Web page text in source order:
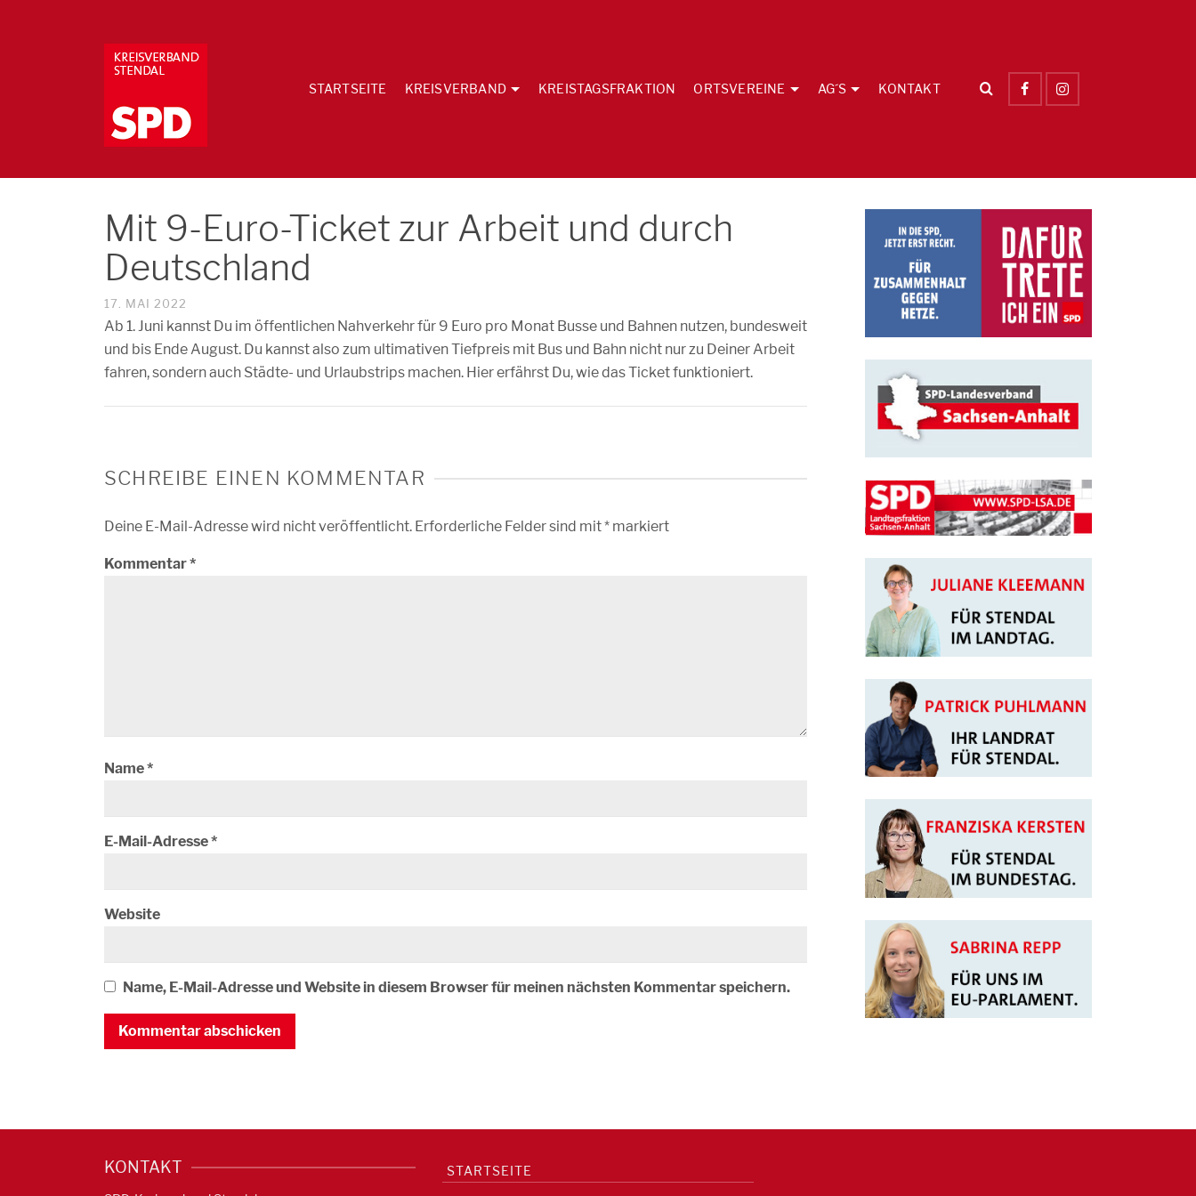
STARTSEITE KREISVERBAND KREISTAGSFRAKTION ORTSVEREINE AG´S KONTAKT
Mit 9-Euro-Ticket zur Arbeit und durch
Deutschland
17. MAI 2022
Ab 1. Juni kannst Du im öffentlichen Nahverkehr für 9 Euro pro Monat Busse und Bahnen nutzen, bundesweit
und bis Ende August. Du kannst also zum ultimativen Tiefpreis mit Bus und Bahn nicht nur zu Deiner Arbeit
fahren, sondern auch Städte- und Urlaubstrips machen. Hier erfährst Du, wie das Ticket funktioniert.
SCHREIBE EINEN KOMMENTAR
Deine E-Mail-Adresse wird nicht veröffentlicht. Erforderliche Felder sind mit* markiert
Kommentar*
Name*
E-Mail-Adresse*
Website
Name, E-Mail-Adresse und Website in diesem Browser für meinen nächsten Kommentar speichern.
KONTAKT STARTSEITE